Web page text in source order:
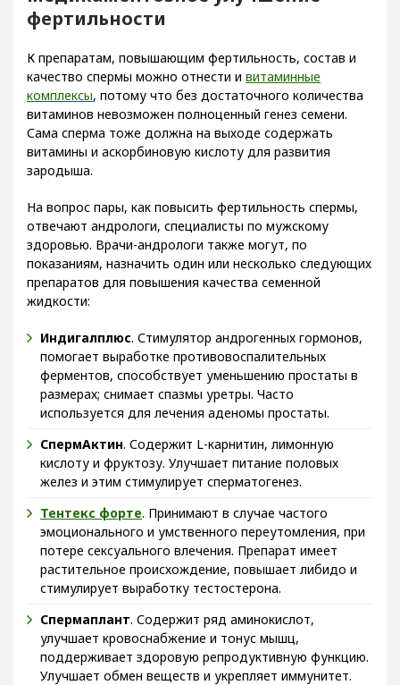
фертильности
К препаратам, повышающим фертильность, состав и
качество спермы можно отнести и витаминные
комплексы, потому что без достаточного количества
витаминов невозможен полноценный генез семени.
Сама сперма тоже должна на выходе содержать
витамины и аскорбиновую кислоту для развития
зародыша.
На вопрос пары, как повысить фертильность спермы,
отвечают андрологи, специалисты по мужскому
здоровью. Врачи-андрологи также могут, по
показаниям, назначить один или несколько следующих
препаратов для повышения качества семенной
жидкости:
Индигалплюс. Стимулятор андрогенных гормонов,
помогает выработке противовоспалительных
ферментов, способствует уменьшению простаты в
размерах; снимает спазмы уретры. Часто
используется для лечения аденомы простаты.
СпермАктин. Содержит L-карнитин, лимонную
кислоту и фруктозу. Улучшает питание половых
желез и этим стимулирует сперматогенез.
Тентекс форте. Принимают в случае частого
эмоционального и умственного переутомления, при
потере сексуального влечения. Препарат имеет
растительное происхождение, повышает либидо и
стимулирует выработку тестостерона.
Спермаплант. Содержит ряд аминокислот,
улучшает кровоснабжение и тонус мышц,
поддерживает здоровую репродуктивную функцию.
Улучшает обмен веществ и укрепляет иммунитет.